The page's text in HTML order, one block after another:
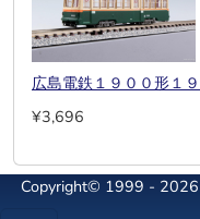
広島電鉄１９００形１
¥3,696
Copyright© 1999 - 2026